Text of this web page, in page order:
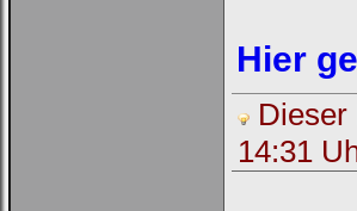
Hier
Dieser
14:31